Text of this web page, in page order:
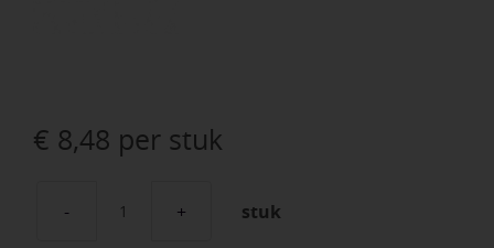
€ 8,48 per stuk
Rheinzink
stuk